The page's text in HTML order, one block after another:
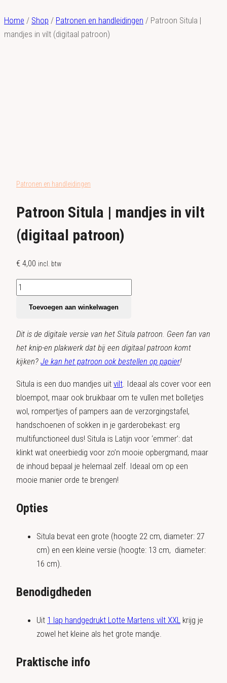
Home / Shop / Patronen en handleidingen / Patroon Situla |
mandjes in vilt (digitaal patroon)
Patronen en handleidingen
Patroon Situla | mandjes in vilt
(digitaal patroon)
€ 4,00 incl. btw
Patroon
Situla
in
vilt
(digitaal
patroon)
aantal
Toevoegen aan winkelwagen
Dit is de digitale versie van het Situla patroon. Geen fan van
het knip-en plakwerk dat bij een digitaal patroon komt
kijken? Je kan het patroon ook bestellen op papier!
Situla is een duo mandjes uit vilt . Ideaal als cover voor een
bloempot, maar ook bruikbaar om te vullen met bolletjes
wol, rompertjes of pampers aan de verzorgingstafel,
handschoenen of sokken in je garderobekast: erg
multifunctioneel dus! Situla is Latijn voor ‘emmer’: dat
klinkt wat oneerbiedig voor zo’n mooie opbergmand, maar
de inhoud bepaal je helemaal zelf. Ideaal om op een
mooie manier orde te brengen!
Opties
Situla bevat een grote (hoogte 22 cm, diameter: 27
cm) en een kleine versie (hoogte: 13 cm, diameter:
16 cm).
Benodigdheden
Uit 1 lap handgedrukt Lotte Martens vilt XXL krijg je
zowel het kleine als het grote mandje.
Praktische info